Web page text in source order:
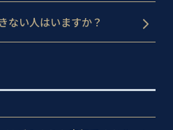
ない人はいますか？